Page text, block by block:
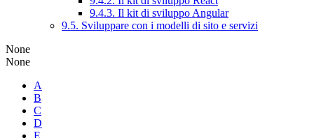
9.4.3. Il kit di sviluppo Angular
9.5. Sviluppare con i modelli di sito e servizi
None
None
A
B
C
D
E